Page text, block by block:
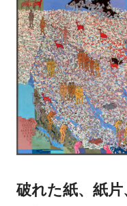
破れた紙、紙